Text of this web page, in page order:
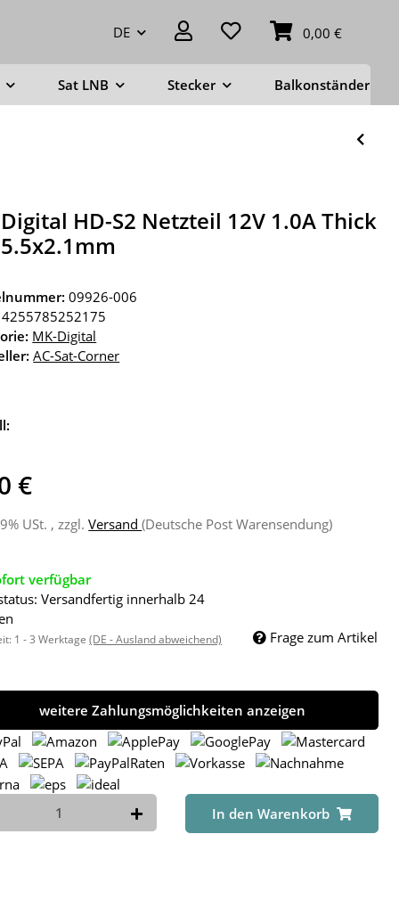
DE 0,00 €
Sat LNB Stecker Balkonständer
HD-S2 Netzteil 12V 1.0A Thick
09926-006
4255785252175
MK-Digital
AC-Sat-Corner
€
USt. , zzgl.Versand(Deutsche Post Warensendung)
verfügbar
Versandfertig innerhalb 24
1 - 3 Werktage(DE - Ausland abweichend) Frage zum Artikel
weitere Zahlungsmöglichkeiten anzeigen
In den Warenkorb